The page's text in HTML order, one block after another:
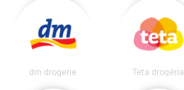
dm drogerie Teta drogéria